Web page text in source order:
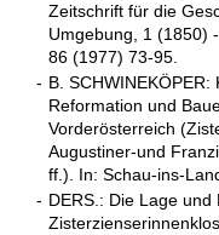
Zeitschrift für die
Umgebung, 1 (1850)
86 (1977) 73-95.
- B.
Reformation und
Vorderösterreich
Augustiner-und
ff.). In: Schau-ins-
- DERS.: Die Lage und